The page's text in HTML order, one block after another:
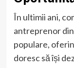
În ultimii ani,
antreprenor
populare,
doresc să își